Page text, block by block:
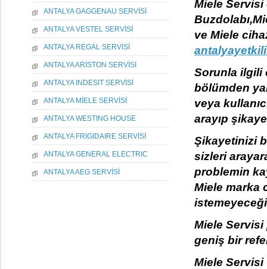
ANTALYA GAGGENAU SERVİSİ
ANTALYA VESTEL SERVİSİ
ANTALYA REGAL SERVİSİ
ANTALYA ARİSTON SERVİSİ
ANTALYA INDESIT SERVİSİ
ANTALYA MİELE SERVİSİ
ANTALYA WESTING HOUSE
ANTALYA FRIGIDAIRE SERVİSİ
ANTALYA GENERAL ELECTRIC
ANTALYA AEG SERVİSİ
Miele
ve Miele
Sorunla ilgili
bölümden
veya
arayıp
Şikayetinizi
sizleri
problemin
Miele marka
Miele
geniş bir
Miele